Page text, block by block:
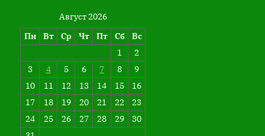
Август 2026
Пн
Вт Ср Чт Пт Сб
Вс
1
2
3
4 5 6 7 8
9
10
11 12 13 14 15
16
17
18 19 20 21 22
23
24
25 26 27 28 29
30